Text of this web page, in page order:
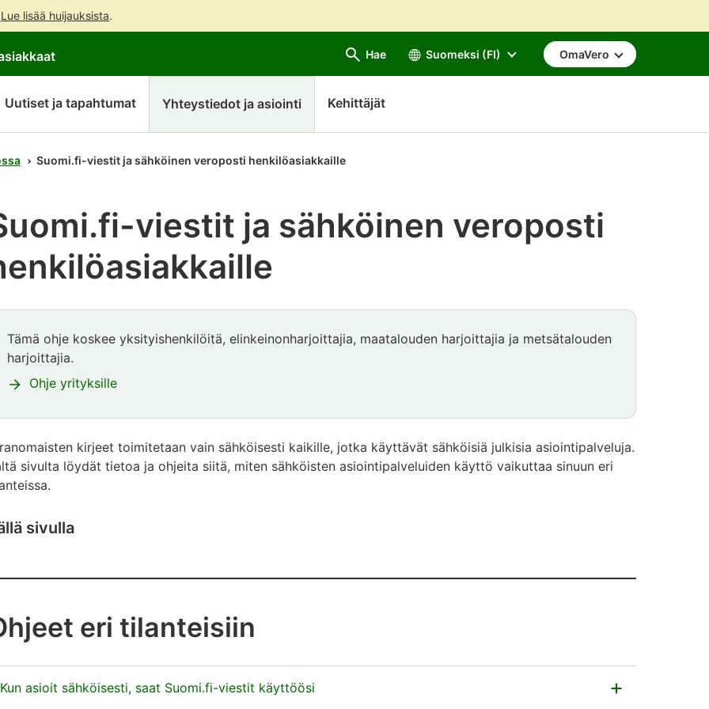
Lue lisää huijauksista.
sisältöön
sivuston
hakuun
keskustelu
Hae Suomeksi (FI) OmaVero
Uutiset ja tapahtumat Yhteystiedot ja asiointi Kehittäjät
Suomi.fi-viestit ja sähköinen veroposti henkilöasiakkaille
viestit ja sähköinen veroposti
Huomio
alkaa.
Tämä ohje koskee yksityishenkilöitä, elinkeinonharjoittajia, maatalouden harjoittajia ja metsätalouden
harjoittajia.
Ohje yrityksille
kirjeet toimitetaan vain sähköisesti kaikille, jotka käyttävät sähköisiä julkisia asiointipalveluja.
sivulta löydät tietoa ja ohjeita siitä, miten sähköisten asiointipalveluiden käyttö vaikuttaa sinuun eri
sivulla
eri tilanteisiin
Kun asioit sähköisesti, saat Suomi.fi-viestit käyttöösi